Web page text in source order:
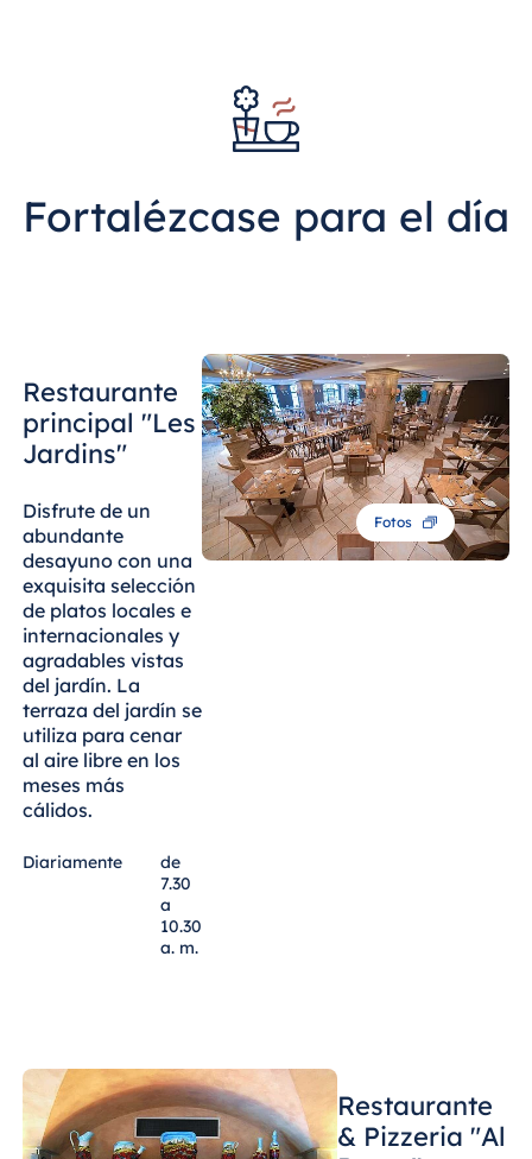
& Casino Sharm
El Sheikh
Tirana
Resort Marina
Bay
Bulgaria
Hotel Paradise
Blue Albena
Hotel Amelia
China
Hotel Taicang
Hotel &
Center Taicang
Resort Calabria
Fortalézcase para el día
Restaurante
principal "Les
Jardins"
Disfrute de un
abundante
desayuno con una
exquisita selección
de platos locales e
internacionales y
agradables vistas
del jardín. La
terraza del jardín se
utiliza para cenar
al aire libre en los
meses más
cálidos.
Diariamente
de
7.30
a
10.30
a. m.
Fotos
Restaurante
& Pizzeria "Al